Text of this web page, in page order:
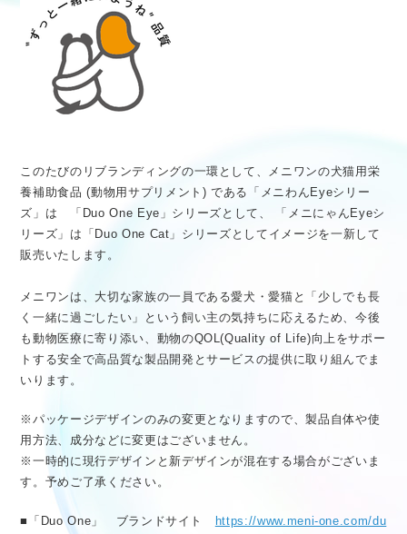
このたびのリブランディングの一環として、メニワンの犬猫用栄
養補助食品 (動物用サプリメント) である「メニわんEyeシリー
ズ」は 「Duo One Eye」シリーズとして、 「メニにゃんEyeシ
リーズ」は「Duo One Cat」シリーズとしてイメージを一新して
販売いたします。
メニワンは、大切な家族の一員である愛犬・愛猫と「少しでも長
く一緒に過ごしたい」という飼い主の気持ちに応えるため、今後
も動物医療に寄り添い、動物のQOL(Quality of Life)向上をサポー
トする安全で高品質な製品開発とサービスの提供に取り組んでま
いります。
※パッケージデザインのみの変更となりますので、製品自体や使
用方法、成分などに変更はございません。
※一時的に現行デザインと新デザインが混在する場合がございま
す。予めご了承ください。
■「Duo One」 ブランドサイト https://www.meni-one.com/du